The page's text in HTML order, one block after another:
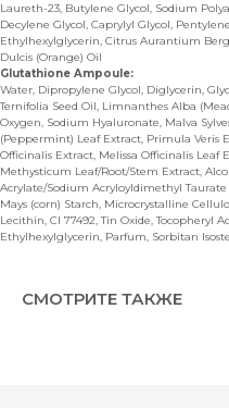
Laureth-23, Butylene Glycol, Sodium
Decylene Glycol, Caprylyl Glycol,
Ethylhexylglycerin, Citrus Aurantium
Dulcis (Orange) Oil
Glutathione Ampoule:
Water, Dipropylene Glycol, Diglycerin,
Ternifolia Seed Oil, Limnanthes Alba
Oxygen, Sodium Hyaluronate, Malva
(Peppermint) Leaf Extract, Primula Veris
Officinalis Extract, Melissa Officinalis
Methysticum Leaf/Root/Stem Extract,
Acrylate/Sodium Acryloyldimethyl
Mays (corn) Starch, Microcrystalline
Lecithin, CI 77492, Tin Oxide, Tocopheryl
Ethylhexylglycerin, Parfum, Sorbitan
СМОТРИТЕ ТАКЖЕ